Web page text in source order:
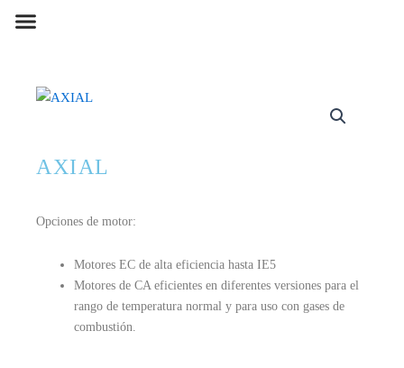
Menu
AXIAL
Opciones de motor:
Motores EC de alta eficiencia hasta IE5
Motores de CA eficientes en diferentes versiones para el
rango de temperatura normal y para uso con gases de
combustión.